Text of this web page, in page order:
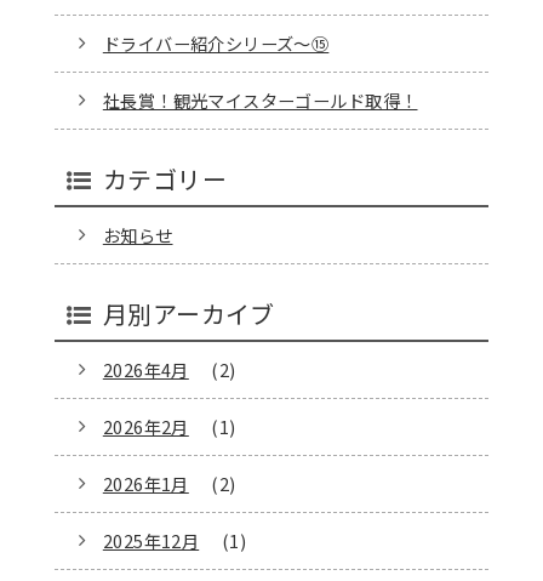
ドライバー紹介シリーズ～⑮
社長賞！観光マイスターゴールド取得！
カテゴリー
お知らせ
月別アーカイブ
2026年4月 (2)
2026年2月 (1)
2026年1月 (2)
2025年12月 (1)